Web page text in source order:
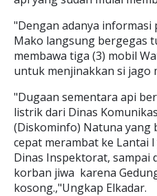
"Dengan adanya informasi
Mako langsung bergegas
membawa tiga (3) mobil
untuk menjinakkan si jago
"Dugaan sementara api
listrik dari Dinas
(Diskominfo) Natuna yang
cepat merambat ke Lantai
Dinas Inspektorat, sampai
korban jiwa karena
kosong.,"Ungkap Elkadar.